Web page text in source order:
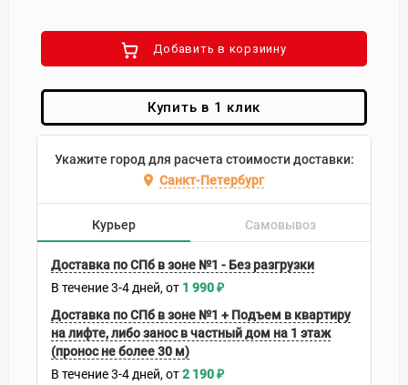
Добавить в корзиину
Купить в 1 клик
Укажите город для расчета стоимости доставки:
Санкт-Петербург
Курьер Самовывоз
Доставка по СПб в зоне №1 - Без разгрузки
В течение3-4 дней 1 990₽
Доставка по СПб в зоне №1 + Подъем в квартиру
на лифте, либо занос в частный дом на 1 этаж
(пронос не более 30 м)
В течение3-4 дней 2 190₽